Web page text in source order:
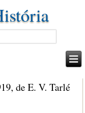
de E. V. Tarlé